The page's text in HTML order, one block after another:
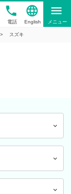
phone
電話
language
English
menu
メニュー
スズキ